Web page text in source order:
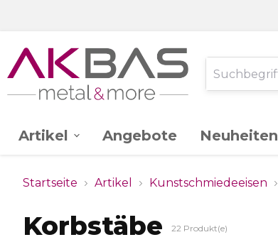
Artikel
AK -
Edelstahl V2A
Angebote Neuheiten
Startseite Artikel Kunstschmiedeeisen
Korbstäbe 22 Produkt(e)